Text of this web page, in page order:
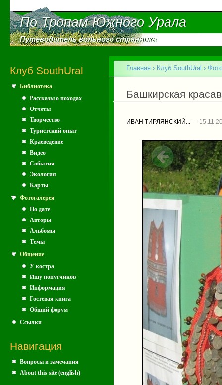
По Тропам Южного Урала
По Тропам Южного Урала
Путеводитель вольного странника
Путеводитель вольного странника
Клуб SouthUral
Библиотека
Рассказы о походах
Отчеты
Творчество
Туристский опыт
Краеведение
Видео
События
Экология
Карты
Фотогалерея
По дате
Авторы
Альбомы
Темы
Общение
У костра
Ищу попутчиков
Информация
Гостевая книга
Общий форум
Ссылки
Навигация
Вопросы и замечания
About this site (english)
Вы здесь
Главная › Клуб SouthUral ›
Башкирская
ИВАН ТИРЛЯНСКИЙ... —